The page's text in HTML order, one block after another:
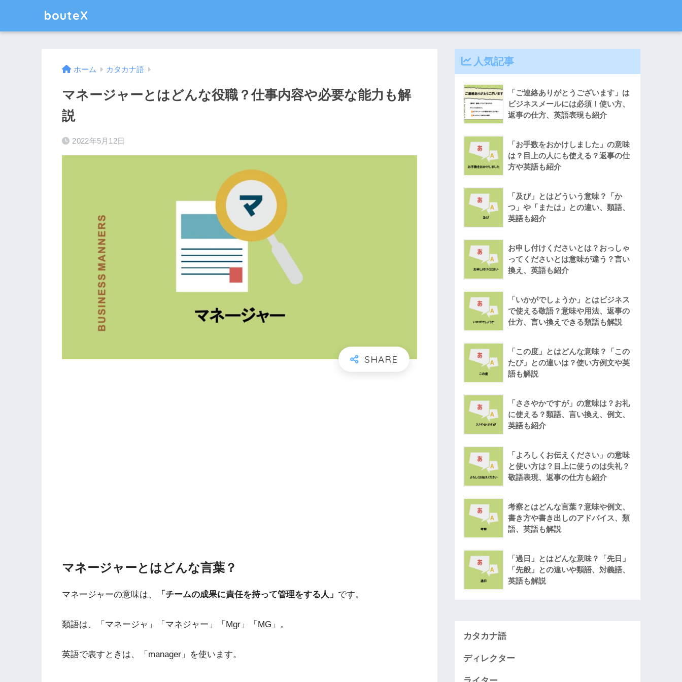
bouteX
ホーム カタカナ語
マネージャーとはどんな役職？仕事内容や必要な能力も解
説
2022年5月12日
マネージャーとはどんな言葉？
マネージャーの意味は、 「チームの成果に責任を持って管理をする人」 です。
類語は、「マネージャ」「マネジャー」「Mgr」「MG」。
英語で表すときは、「manager」を使います。
人気記事
「ご連絡ありがとうございます」は
ビジネスメールには必須！使い方、
返事の仕方、英語表現も紹介
「お手数をおかけしました」の意味
は？目上の人にも使える？返事の仕
方や英語も紹介
「及び」とはどういう意味？「か
つ」や「または」との違い、類語、
英語も紹介
お申し付けくださいとは？おっしゃ
ってくださいとは意味が違う？言い
換え、英語も紹介
「いかがでしょうか」とはビジネス
で使える敬語？意味や用法、返事の
仕方、言い換えできる類語も解説
「この度」とはどんな意味？「この
たび」との違いは？使い方例文や英
語も解説
「ささやかですが」の意味は？お礼
に使える？類語、言い換え、例文、
英語も紹介
「よろしくお伝えください」の意味
と使い方は？目上に使うのは失礼？
敬語表現、返事の仕方も紹介
考察とはどんな言葉？意味や例文、
書き方や書き出しのアドバイス、類
語、英語も解説
「過日」とはどんな意味？「先日」
「先般」との違いや類語、対義語、
英語も解説
カタカナ語
ディレクター